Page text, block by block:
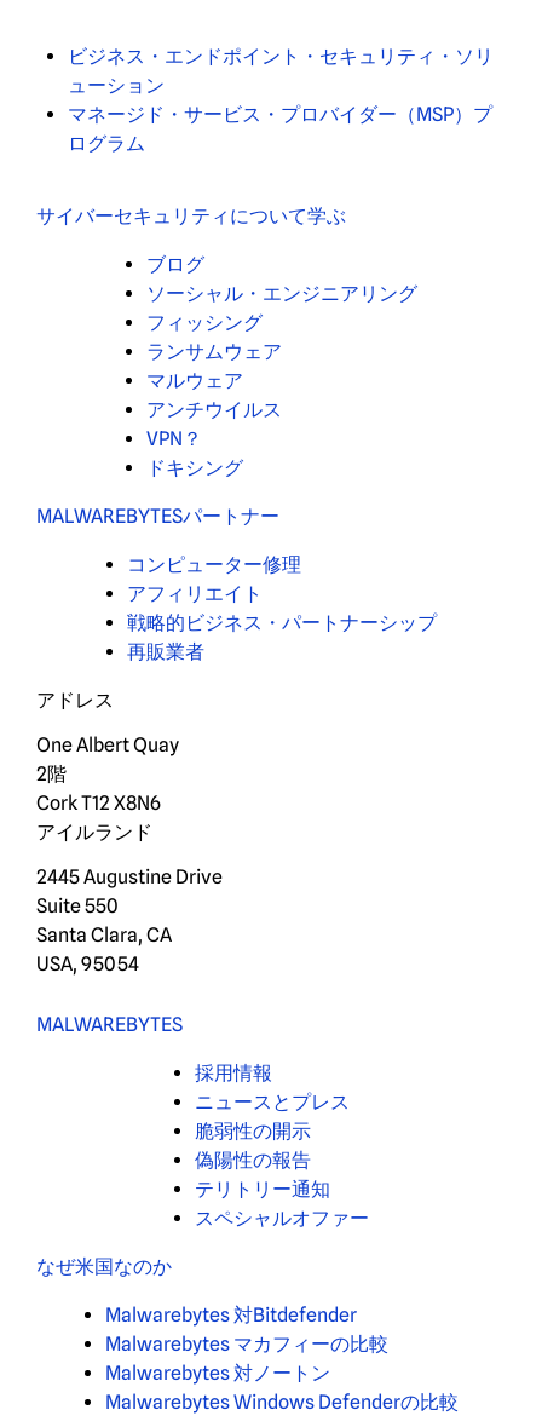
ビジネス・エンドポイント・セキュリティ・ソリ
ューション
マネージド・サービス・プロバイダー（MSP）プ
ログラム
サイバーセキュリティについて学ぶ
ブログ
ソーシャル・エンジニアリング
フィッシング
ランサムウェア
マルウェア
アンチウイルス
VPN？
ドキシング
MALWAREBYTESパートナー
コンピューター修理
アフィリエイト
戦略的ビジネス・パートナーシップ
再販業者
アドレス
One Albert Quay
2階
Cork T12 X8N6
アイルランド
2445 Augustine Drive
Suite 550
Santa Clara, CA
USA, 95054
MALWAREBYTES
採用情報
ニュースとプレス
脆弱性の開示
偽陽性の報告
テリトリー通知
スペシャルオファー
なぜ米国なのか
Malwarebytes 対Bitdefender
Malwarebytes マカフィーの比較
Malwarebytes 対ノートン
Malwarebytes Windows Defenderの比較